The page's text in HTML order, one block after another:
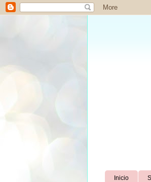
Inicio